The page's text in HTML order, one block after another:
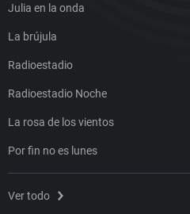
Julia en la onda
La brújula
Radioestadio
Radioestadio Noche
La rosa de los vientos
Por fin no es lunes
Ver todo